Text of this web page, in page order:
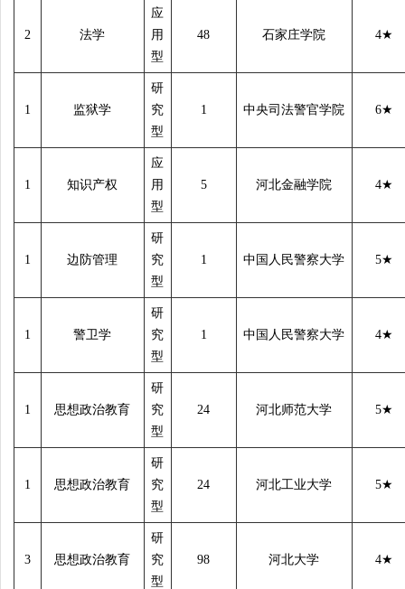
2 法学
应
用
型
48 石家庄学院 4★
1 监狱学
研
究
型
1 中央司法警官学院 6★
1 知识产权
应
用
型
5 河北金融学院 4★
1 边防管理
研
究
型
1 中国人民警察大学 5★
1 警卫学
研
究
型
1 中国人民警察大学 4★
1 思想政治教育
研
究
型
24 河北师范大学 5★
1 思想政治教育
研
究
型
24 河北工业大学 5★
3 思想政治教育
研
究
型
98 河北大学 4★